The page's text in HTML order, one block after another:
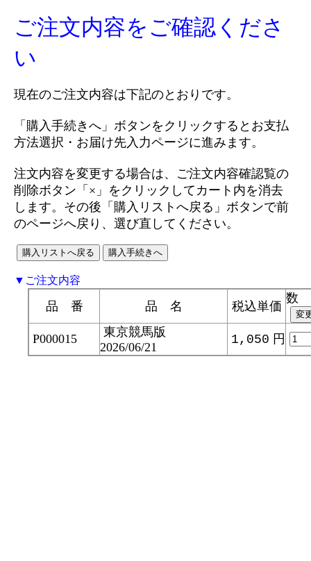
ご注文内容をご確認くださ
い
現在のご注文内容は下記のとおりです。
「購入手続きへ」ボタンをクリックするとお支払
方法選択・お届け先入力ページに進みます。
注文内容を変更する場合は、ご注文内容確認覧の
削除ボタン「×」をクリックしてカート内を消去
します。その後「購入リストへ戻る」ボタンで前
のページへ戻り、選び直してください。
▼ご注文内容
品 番 品 名 税込単価
数
P000015
東京競馬版
2026/06/21
1,050 円